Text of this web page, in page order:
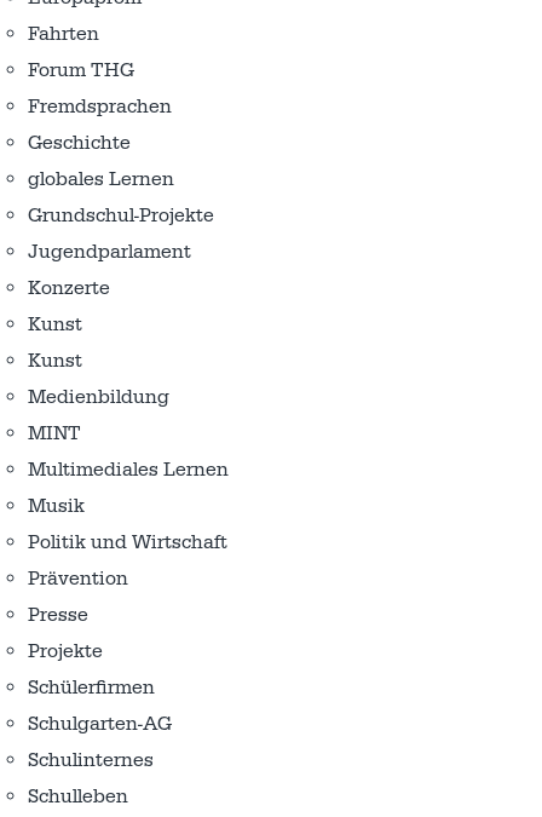
Fahrten
Forum THG
Fremdsprachen
Geschichte
globales Lernen
Grundschul-Projekte
Jugendparlament
Konzerte
Kunst
Kunst
Medienbildung
MINT
Multimediales Lernen
Musik
Politik und Wirtschaft
Prävention
Presse
Projekte
Schülerfirmen
Schulgarten-AG
Schulinternes
Schulleben